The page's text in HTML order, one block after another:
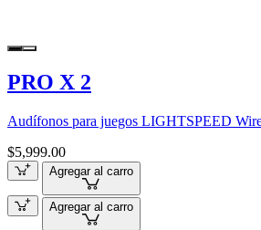
PRO X 2
Audífonos para juegos LIGHTSPEED
$5,999.00
Agregar al carro
Agregar al carro